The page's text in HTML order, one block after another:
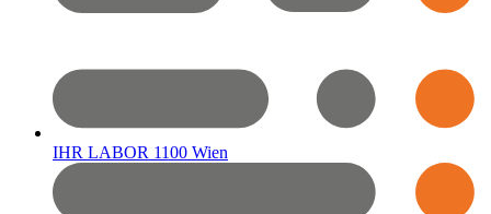
IHR LABOR 1100 Wien